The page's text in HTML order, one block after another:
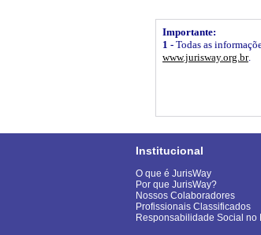
Importante:
1 - Todas as
www.jurisway.org.br.
Institucional
O que é JurisWay
Por que JurisWay?
Nossos Colaboradores
Profissionais Classificados
Responsabilidade Social no